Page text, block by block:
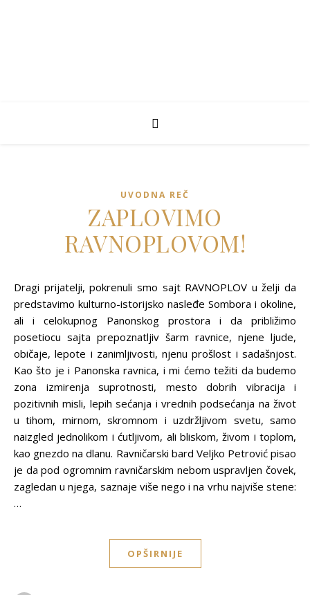
UVODNA REČ
ZAPLOVIMO
RAVNOPLOVOM!
Dragi prijatelji, pokrenuli smo sajt RAVNOPLOV u želji da
predstavimo kulturno-istorijsko nasleđe Sombora i okoline,
ali i celokupnog Panonskog prostora i da približimo
posetiocu sajta prepoznatljiv šarm ravnice, njene ljude,
običaje, lepote i zanimljivosti, njenu prošlost i sadašnjost.
Kao što je i Panonska ravnica, i mi ćemo težiti da budemo
zona izmirenja suprotnosti, mesto dobrih vibracija i
pozitivnih misli, lepih sećanja i vrednih podsećanja na život
u tihom, mirnom, skromnom i uzdržljivom svetu, samo
naizgled jednolikom i ćutljivom, ali bliskom, živom i toplom,
kao gnezdo na dlanu. Ravničarski bard Veljko Petrović pisao
je da pod ogromnim ravničarskim nebom uspravljen čovek,
zagledan u njega, saznaje više nego i na vrhu najviše stene:
…
OPŠIRNIJE